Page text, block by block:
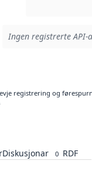
Ingen registrerte
registrering og
Diskusjonar 0 RDF